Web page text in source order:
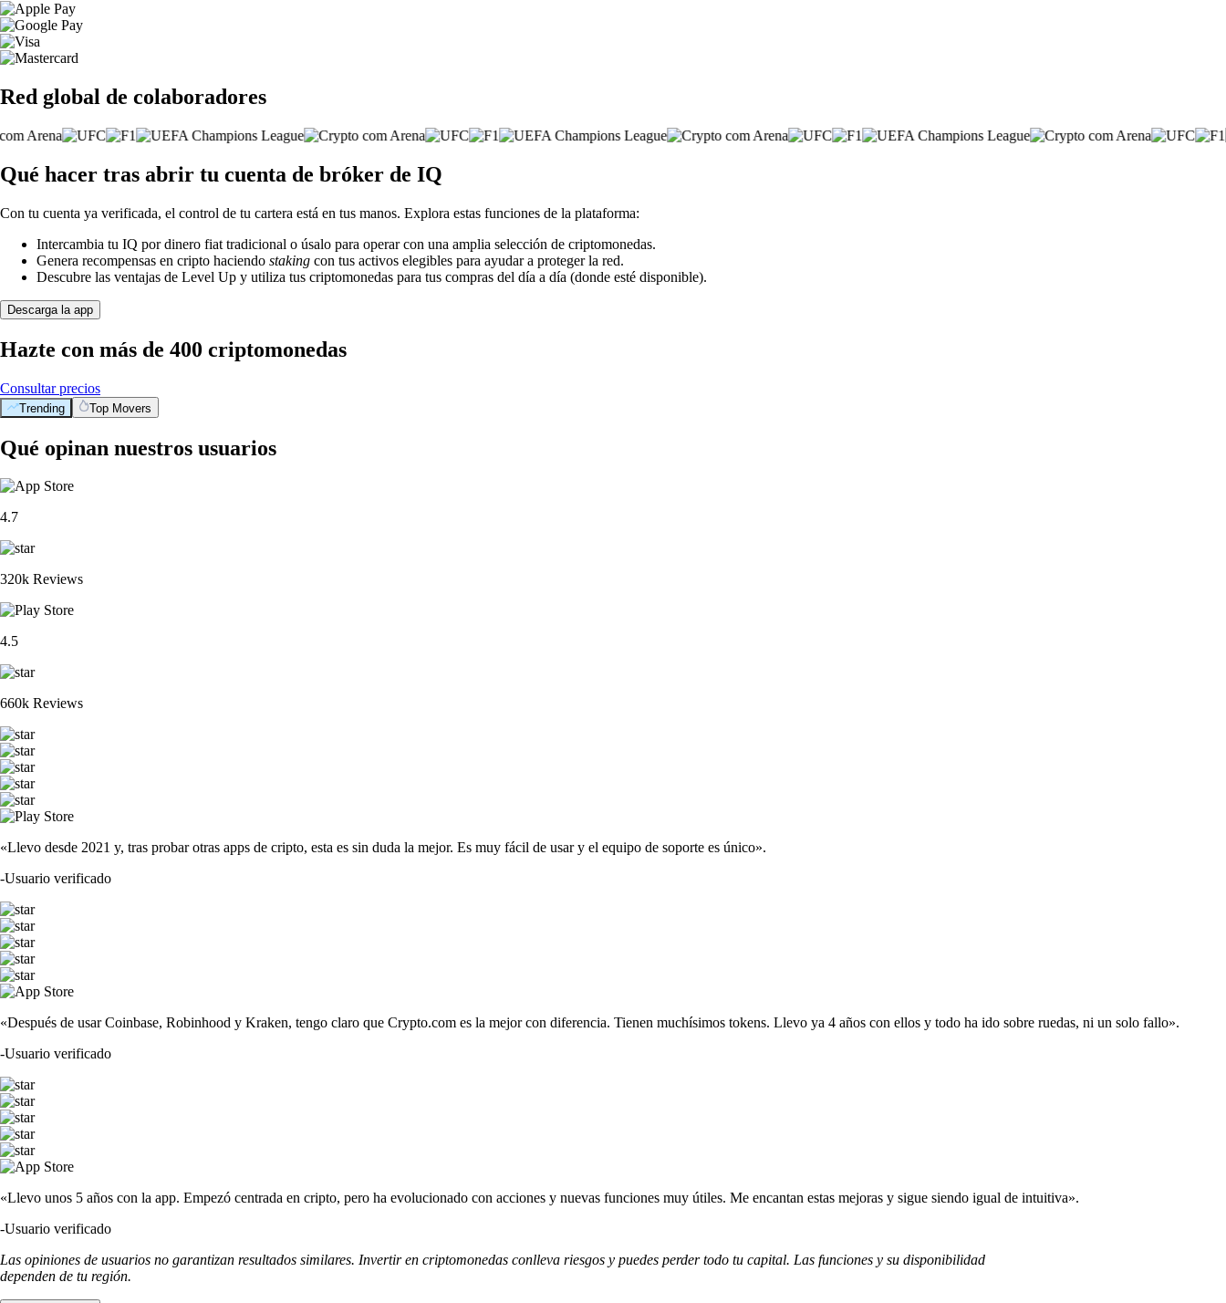
Red global de colaboradores
Qué hacer tras abrir tu cuenta de bróker de IQ
Con tu cuenta ya verificada, el control de tu cartera está en tus manos. Explora estas funciones de la plataforma:
Intercambia tu IQ por dinero fiat tradicional o úsalo para operar con una amplia selección de criptomonedas.
Genera recompensas en cripto haciendo staking con tus activos elegibles para ayudar a proteger la red.
Descubre las ventajas de Level Up y utiliza tus criptomonedas para tus compras del día a día (donde esté disponible).
Descarga la app
Hazte con más de 400 criptomonedas
Consultar precios
Trending Top Movers
Qué opinan nuestros usuarios
4.7
320k Reviews
4.5
660k Reviews
«Llevo desde 2021 y, tras probar otras apps de cripto, esta es sin duda la mejor. Es muy fácil de usar y el equipo de soporte es único».
-Usuario verificado
«Después de usar Coinbase, Robinhood y Kraken, tengo claro que Crypto.com es la mejor con diferencia. Tienen muchísimos tokens. Llevo ya 4 años con ellos y todo ha ido sobre ruedas, ni un solo fallo».
-Usuario verificado
«Llevo unos 5 años con la app. Empezó centrada en cripto, pero ha evolucionado con acciones y nuevas funciones muy útiles. Me encantan estas mejoras y sigue siendo igual de intuitiva».
-Usuario verificado
Las opiniones de usuarios no garantizan resultados similares. Invertir en criptomonedas conlleva riesgos y puedes perder todo tu capital. Las funciones y su disponibilidad
dependen de tu región.